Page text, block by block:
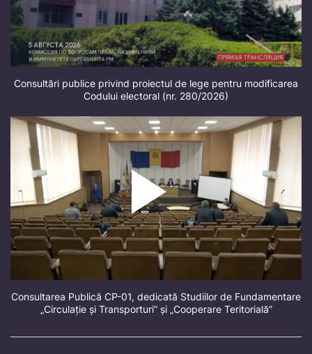
Consultări publice privind proiectul de lege pentru modificarea
Codului electoral (nr. 280/2026)
Consultarea Publică CP-01, dedicată Studiilor de Fundamentare
„Circulație și Transporturi” și „Cooperare Teritorială”